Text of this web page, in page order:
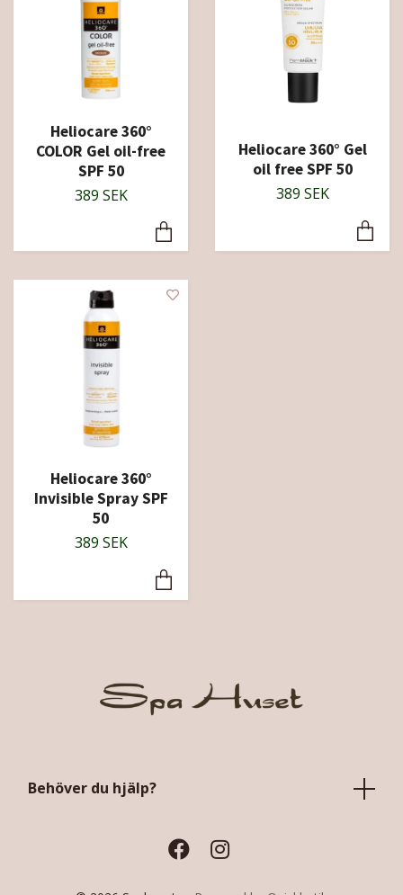
Heliocare 360°
COLOR Gel oil-free
SPF 50
389 SEK
Heliocare 360° Gel
oil free SPF 50
389 SEK
Heliocare 360°
Invisible Spray SPF
50
389 SEK
Behöver du hjälp?